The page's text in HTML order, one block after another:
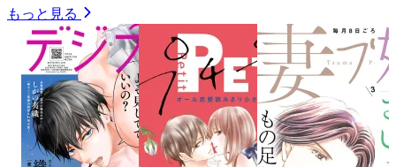
もっと見る